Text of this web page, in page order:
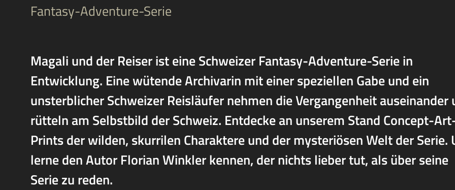
Fantasy-Adventure-Serie
Magali und der Reiser ist eine Schweizer Fantasy-Adventure-Serie in
Entwicklung. Eine wütende Archivarin mit einer speziellen Gabe und ein
unsterblicher Schweizer Reisläufer nehmen die Vergangenheit auseinander
rütteln am Selbstbild der Schweiz. Entdecke an unserem Stand Concept-
Prints der wilden, skurrilen Charaktere und der mysteriösen Welt der Serie.
lerne den Autor Florian Winkler kennen, der nichts lieber tut, als über seine
Serie zu reden.